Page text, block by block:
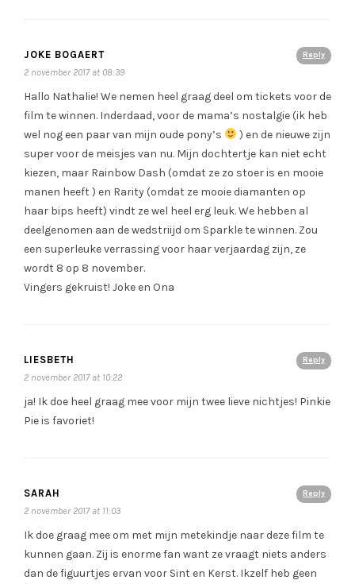
Reply
JOKE BOGAERT
2 november 2017 at 08:39
Hallo Nathalie! We nemen heel graag deel om tickets voor de
film te winnen. Inderdaad, voor de mama’s nostalgie (ik heb
wel nog een paar van mijn oude pony’s
) en de nieuwe zijn
super voor de meisjes van nu. Mijn dochtertje kan niet echt
kiezen, maar Rainbow Dash (omdat ze zo stoer is en mooie
manen heeft ) en Rarity (omdat ze mooie diamanten op
haar bips heeft) vindt ze wel heel erg leuk. We hebben al
deelgenomen aan de wedstriijd om Sparkle te winnen. Zou
een superleuke verrassing voor haar verjaardag zijn, ze
wordt 8 op 8 november.
Vingers gekruist! Joke en Ona
Reply
LIESBETH
2 november 2017 at 10:22
ja! Ik doe heel graag mee voor mijn twee lieve nichtjes! Pinkie
Pie is favoriet!
Reply
SARAH
2 november 2017 at 11:03
Ik doe graag mee om met mijn metekindje naar deze film te
kunnen gaan. Zij is enorme fan want ze vraagt niets anders
dan de figuurtjes ervan voor Sint en Kerst. Ikzelf heb geen